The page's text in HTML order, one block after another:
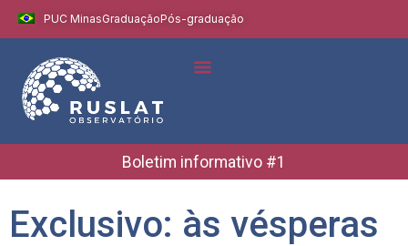
PUC MinasGraduaçãoPós-graduação
Boletim informativo #1
Exclusivo: às vésperas